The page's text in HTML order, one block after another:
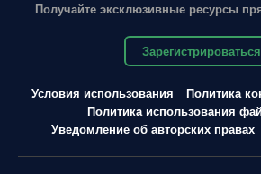
Получайте эксклюзивные ресурсы
Зарегистрироваться
Условия использования
Политика
Политика использования
Уведомление об авторских правах